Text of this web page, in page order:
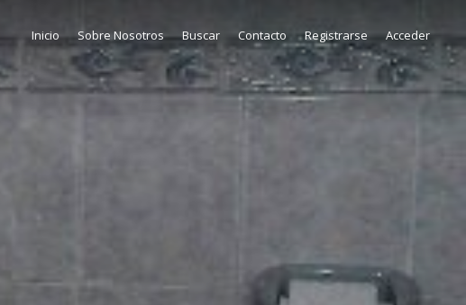
Registrarse Acceder
Inicio Sobre Nosotros Buscar Contacto